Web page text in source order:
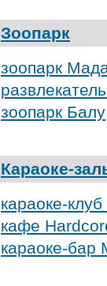
Зоопарк
зоопарк
зоопарк Балу
Караоке-
караоке-
кафе
караоке-бар